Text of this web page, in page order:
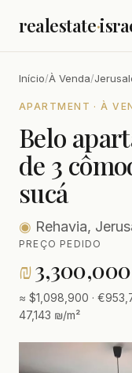
realestate·
Início/À Venda/
APARTMENT · À
Belo
de 3
sucá
◉ Rehavia,
PREÇO PEDIDO
₪3,300,000
≈ $1,098,900 ·
47,143 ₪/m²